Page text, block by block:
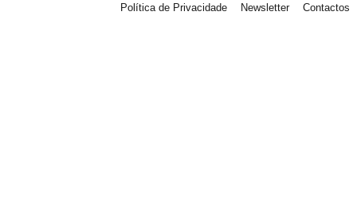
Política de Privacidade
Newsletter Contactos